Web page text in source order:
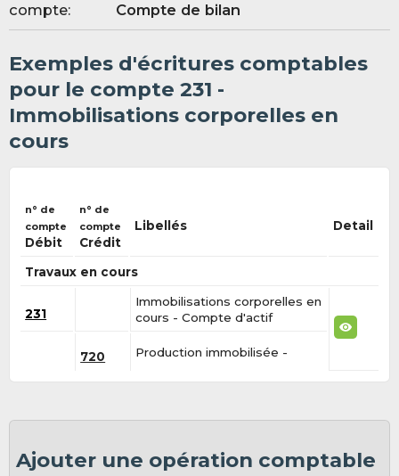
compte:
Compte de bilan
Exemples d'écritures comptables
pour le compte 231 -
Immobilisations corporelles en
cours
n° de
compte
Débit
n° de
compte
Crédit
Libellés Detail
Travaux en cours
231
Immobilisations corporelles en
cours - Compte d'actif
720 Production immobilisée -
Ajouter une opération comptable